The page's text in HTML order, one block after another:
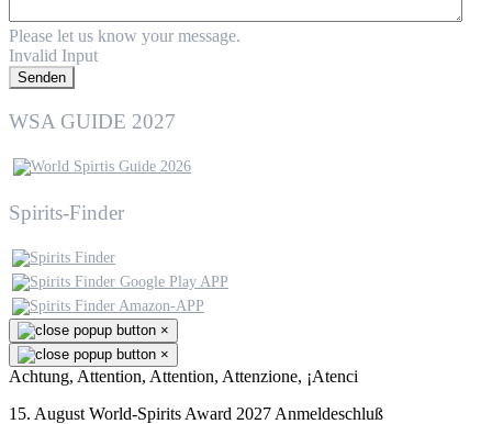
Please let us know your message.
Invalid Input
Senden
WSA GUIDE 2027
Spirits-Finder
×
×
Achtung, Attention, Attention, Attenzione, ¡Atenci
15. August World-Spirits Award 2027 Anmeldeschluß